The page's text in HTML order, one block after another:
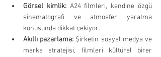
Görsel kimlik: A24 filmleri, kendine özgü
sinematografi ve atmosfer yaratma
konusunda dikkat çekiyor.
Akıllı pazarlama: Şirketin sosyal medya ve
marka stratejisi, filmleri kültürel birer